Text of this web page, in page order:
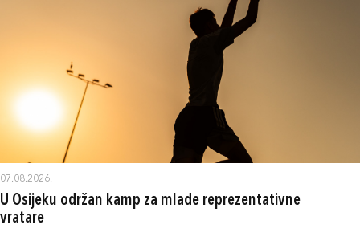
07.08.2026.
U Osijeku održan kamp za mlade reprezentativne
vratare